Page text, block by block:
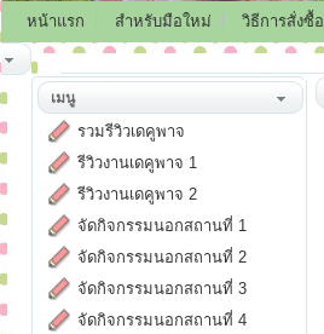
หน้าแรก สำหรับมือใหม่ วิธีการสั่งซื้อ
เมนู
รวมรีวิวเดคูพาจ
รีวิวงานเดคูพาจ 1
รีวิวงานเดคูพาจ 2
จัดกิจกรรมนอกสถานที่ 1
จัดกิจกรรมนอกสถานที่ 2
จัดกิจกรรมนอกสถานที่ 3
จัดกิจกรรมนอกสถานที่ 4